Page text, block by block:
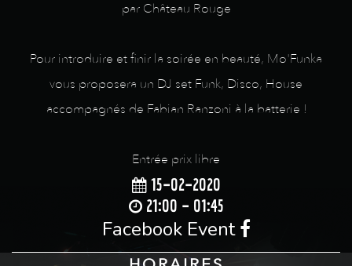
par Château Rouge
Pour introduire et finir la soirée en beauté, Mo'Funka
vous proposera un DJ set Funk, Disco, House
accompagnés de Fabian Ranzoni à la batterie !
Entrée prix libre
15-02-2020
21:00 - 01:45
Facebook Event